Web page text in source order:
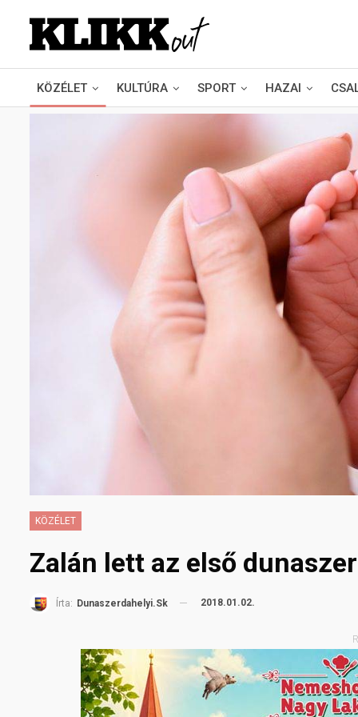
KÖZÉLET KULTÚRA SPORT HAZAI
KÖZÉLET
Zalán lett az első
Írta: Dunaszerdahelyi.sk 2018.01.02.